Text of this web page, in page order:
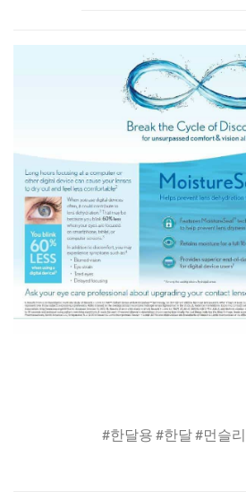
#한달용 #한달 #먼슬